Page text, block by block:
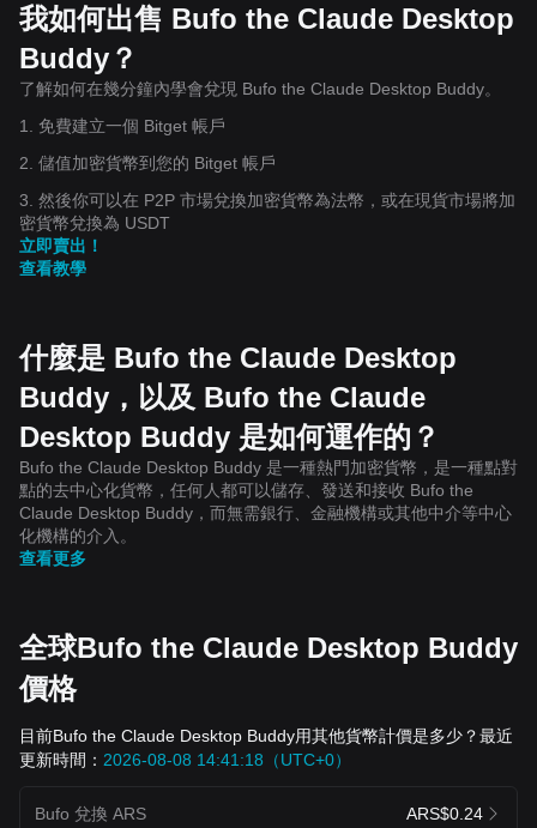
我如何出售 Bufo the Claude Desktop
Buddy？
了解如何在幾分鐘內學會兌現 Bufo the Claude Desktop Buddy。
1. 免費建立一個 Bitget 帳戶
2. 儲值加密貨幣到您的 Bitget 帳戶
3. 然後你可以在 P2P 市場兌換加密貨幣為法幣，或在現貨市場將加
密貨幣兌換為 USDT
立即賣出！
查看教學
什麼是 Bufo the Claude Desktop
Buddy，以及 Bufo the Claude
Desktop Buddy 是如何運作的？
Bufo the Claude Desktop Buddy 是一種熱門加密貨幣，是一種點對
點的去中心化貨幣，任何人都可以儲存、發送和接收 Bufo the
Claude Desktop Buddy，而無需銀行、金融機構或其他中介等中心
化機構的介入。
查看更多
全球Bufo the Claude Desktop Buddy
價格
目前Bufo the Claude Desktop Buddy用其他貨幣計價是多少？最近
更新時間： 2026-08-08 14:41:18（UTC+0）
Bufo 兌換 ARS ARS$0.24